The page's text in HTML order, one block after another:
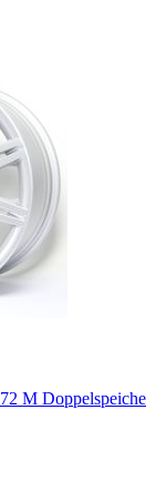
M Doppelspeiche